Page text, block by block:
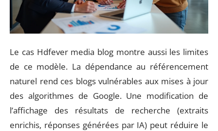
Le cas Hdfever media blog montre aussi les limites
de ce modèle. La dépendance au référencement
naturel rend ces blogs vulnérables aux mises à jour
des algorithmes de Google. Une modification de
l’affichage des résultats de recherche (extraits
enrichis, réponses générées par IA) peut réduire le